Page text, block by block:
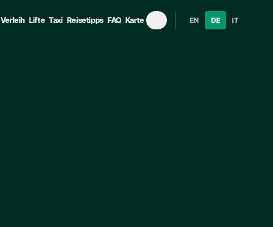
Verleih Lifte Taxi Reisetipps FAQ Karte EN DE IT